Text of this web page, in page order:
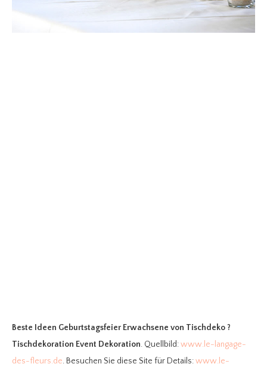
Beste Ideen Geburtstagsfeier Erwachsene von Tischdeko ?
Tischdekoration Event Dekoration. Quellbild:www.le-langage-
des-fleurs.de. Besuchen Sie diese Site für Details:www.le-